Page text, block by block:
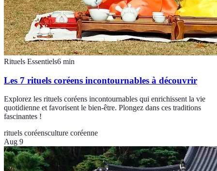
Rituels Essentiels6 min
Les 7 rituels coréens incontournables à découvrir
Explorez les rituels coréens incontournables qui enrichissent la vie
quotidienne et favorisent le bien-être. Plongez dans ces traditions
fascinantes !
rituels coréensculture coréenne
Aug 9